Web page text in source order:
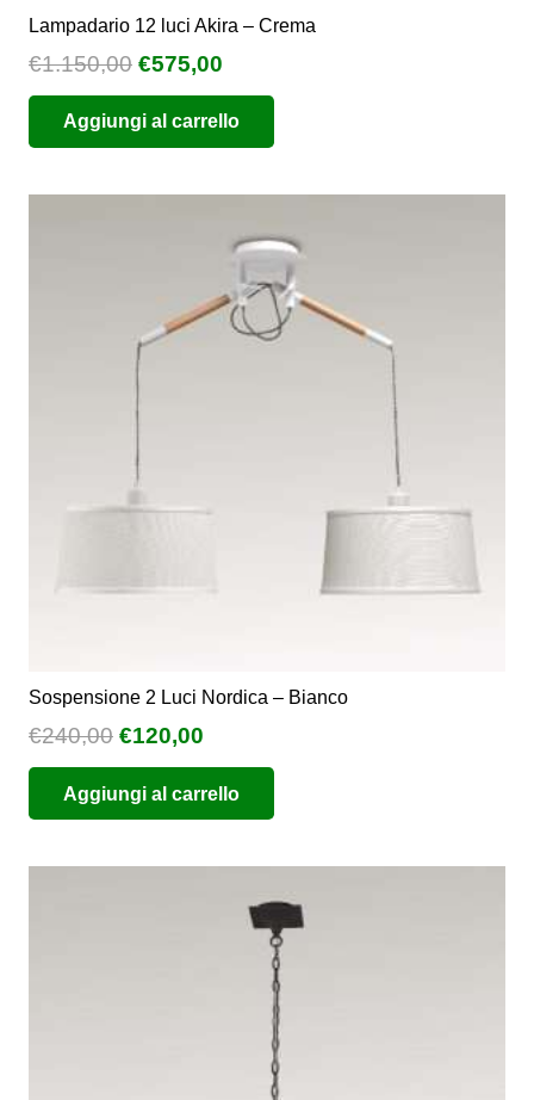
Lampadario 12 luci Akira – Crema
€1.150,00 Il
prezzo
originale
era:
€575,00
prezzo
attuale
è:
Aggiungi al carrello
Sospensione 2 Luci Nordica – Bianco
€240,00 Il
prezzo
originale
era:
€120,00
prezzo
attuale
è:
Aggiungi al carrello